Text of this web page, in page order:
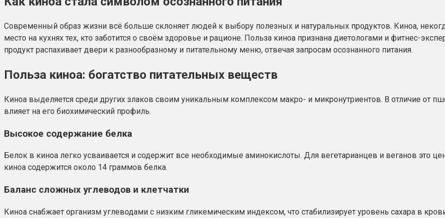
Современный образ жизни всё больше склоняет людей к выбору полезных и натуральных продуктов. Киноа,
место на кухнях тех, кто заботится о своём здоровье и рационе. Польза киноа признана диетологами и фитнес-
продукт распахивает двери к разнообразному и питательному меню, отвечая запросам осознанного питания.
Польза киноа: богатство питательных веществ
Киноа выделяется среди других злаков своим уникальным комплексом макро- и микронутриентов. В отличие от
влияет на его биохимический профиль.
Высокое содержание белка
Белок в киноа легко усваивается и содержит все необходимые аминокислоты. Для вегетарианцев и веганов это
киноа содержится около 14 граммов белка.
Баланс сложных углеводов и клетчатки
Киноа снабжает организм углеводами с низким гликемическим индексом, что стабилизирует уровень сахара в